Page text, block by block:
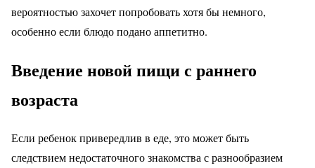
вероятностью захочет попробовать хотя бы немного,
особенно если блюдо подано аппетитно.
Введение новой пищи с раннего
возраста
Если ребенок привередлив в еде, это может быть
следствием недостаточного знакомства с разнообразием